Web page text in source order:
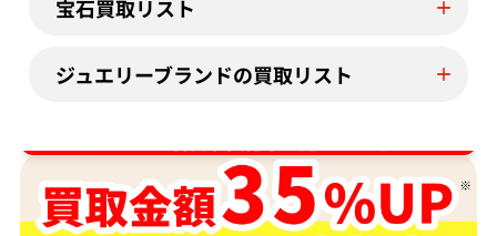
宝石買取リスト
ジュエリーブランドの買取リスト